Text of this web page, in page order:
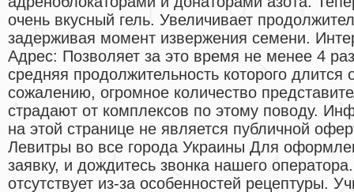
очень вкусный гель. Увеличивает
задерживая момент извержения семени.
Адрес: Позволяет за это время не менее 4
средняя продолжительность которого длится
сожалению, огромное количество
страдают от комплексов по этому поводу.
на этой странице не является публичной
Левитры во все города Украины Для
заявку, и дождитесь звонка нашего
отсутствует из-за особенностей рецептуры.